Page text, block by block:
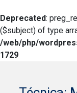
Deprecated:
($subject) of type
/web/php/
1729